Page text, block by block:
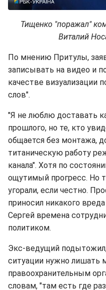
Тищенко "поражал"
Виталий
По мнению Притулы,
записывать на видео и
качестве визуализации
слов".
"Я не люблю доставать
прошлого, но те, кто
общается без монтажа,
титаническую работу
канала". Хотя по
ощутимый прогресс. Но
угорали, если честно.
приносил никакого
Сергей времена
политиком.
Экс-ведущий
ситуации нужно лишать
правоохранительным
словам, "там есть где